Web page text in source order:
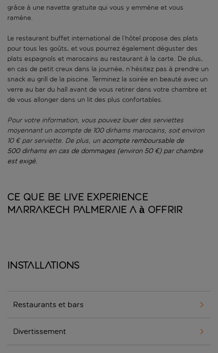
grâce à une navette gratuite qui vous y emmène et vous
ramène.
Le restaurant buffet international de l’hôtel propose des plats
pour tous les goûts, et vous pourrez également déguster des
plats espagnols et marocains au restaurant à la carte. De plus,
en cas de petit creux dans la journée, n’hésitez pas à prendre un
snack au grill de la piscine. Terminez la soirée en beauté avec un
verre au bar du hall avant de vous retirer dans votre chambre et
de vous allonger dans un lit des plus confortables.
Pour votre information, vous pouvez louer des serviettes
moyennant un acompte de 100 dirhams marocains, soit environ
10 € par serviette. De plus, un acompte remboursable de
500 dirhams en cas de dommages (environ 50 €) par chambre
est exigé.
Ce que Be Live Experience
Marrakech Palmeraie a à offrir
Installations
Restaurants et bars
Divertissement